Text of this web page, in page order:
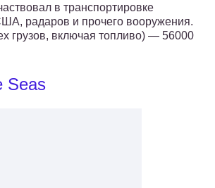
в транспортировке
радаров и прочего вооружения.
грузов, включая топливо) — 56000
Seas